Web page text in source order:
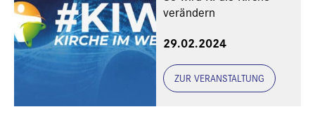
verändern
29.02.2024
ZUR VERANSTALTUNG